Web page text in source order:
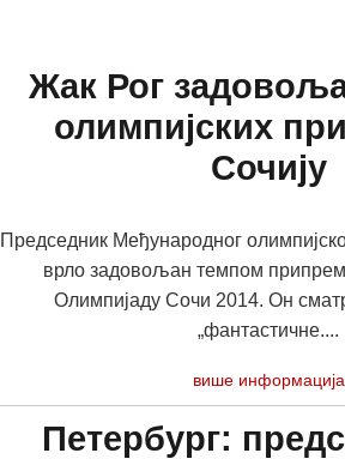
Жак Рог
олимпијских
Сочију
Председник Међународног
врло задовољан темпом
Олимпијаду Сочи 2014. Он
„фантастичне....
више информација
Петербург: